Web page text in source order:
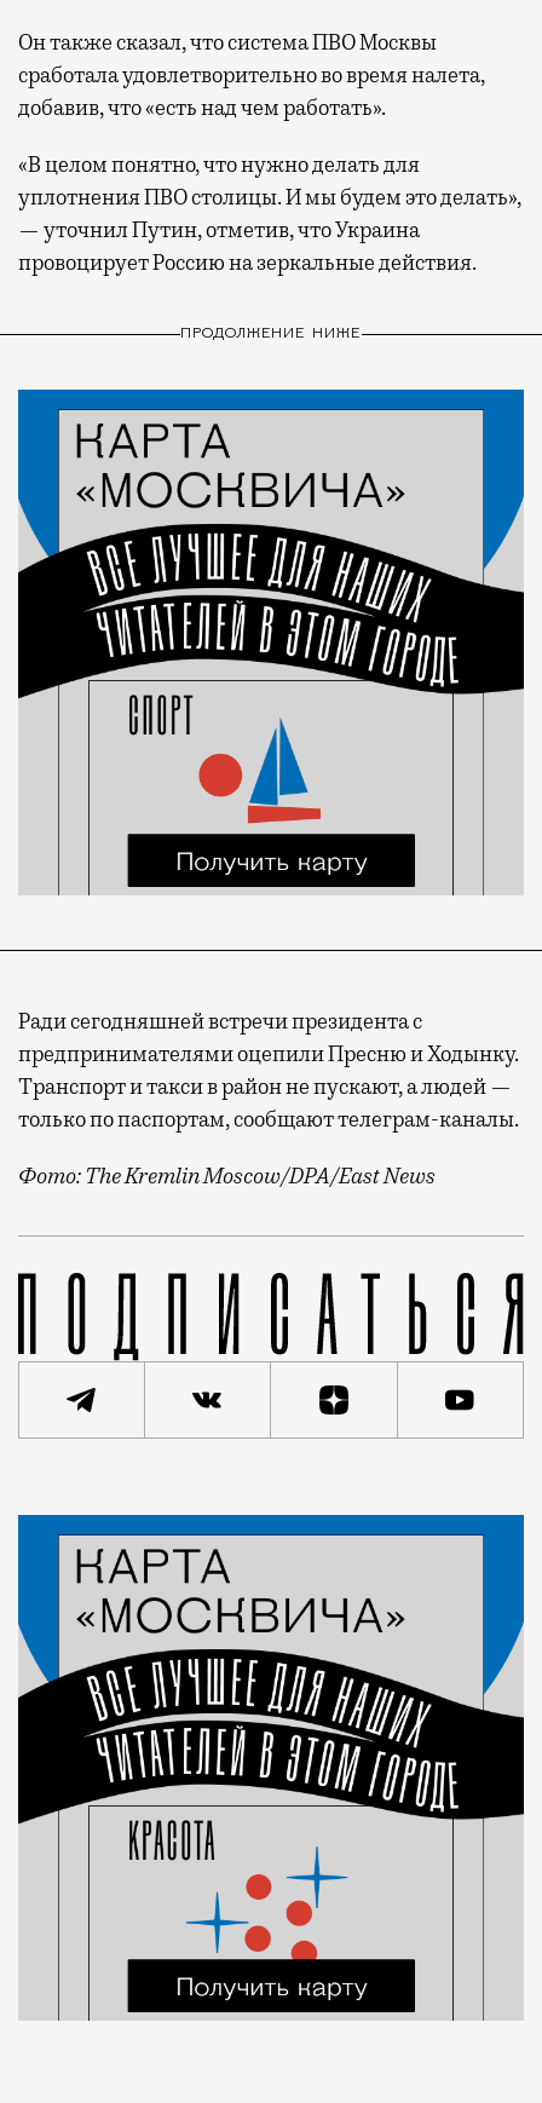
Он также сказал, что система ПВО Москвы
сработала удовлетворительно во время налета,
добавив, что «есть над чем работать».
«В целом понятно, что нужно делать для
уплотнения ПВО столицы. И мы будем это делать»,
— уточнил Путин, отметив, что Украина
провоцирует Россию на зеркальные действия.
ПРОДОЛЖЕНИЕ НИЖЕ
Ради сегодняшней встречи президента с
предпринимателями оцепили Пресню и Ходынку.
Транспорт и такси в район не пускают, а людей —
только по паспортам, сообщают телеграм-каналы.
Фото: The Kremlin Moscow/DPA/East News
Президент прокомментировал главную новость
Статья
Город
Леон Алюшин